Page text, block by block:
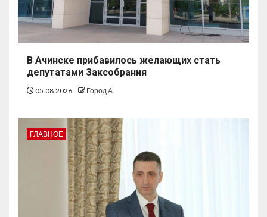
В Ачинске прибавилось желающих стать
депутатами Заксобрания
05.08.2026 Город А
ГЛАВНОЕ